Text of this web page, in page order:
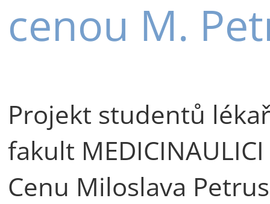
cenou M.
Projekt studentů
fakult
Cenu Miloslava